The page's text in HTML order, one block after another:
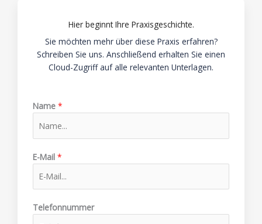
Hier beginnt Ihre Praxisgeschichte.
Sie möchten mehr über diese Praxis erfahren?
Schreiben Sie uns. Anschließend erhalten Sie einen
Cloud-Zugriff auf alle relevanten Unterlagen.
Name *
E-Mail *
Telefonnummer